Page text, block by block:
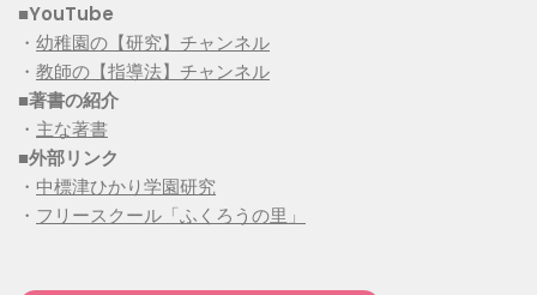
■YouTube
・ 幼稚園の【研究】チャンネル
・ 教師の【指導法】チャンネル
■著書の紹介
・ 主な著書
■外部リンク
・ 中標津ひかり学園研究
・ フリースクール「ふくろうの里」